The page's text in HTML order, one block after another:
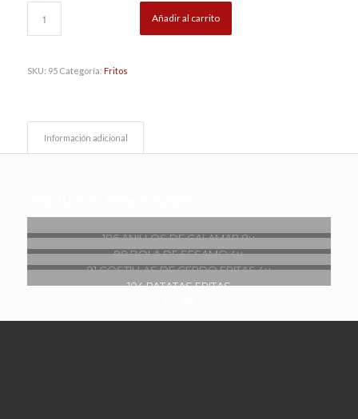
Añadir al carrito
SKU: 95 Categoría: Fritos
Información adicional
106.ANILLOS DE CALAMAR 8u
€5.90
98.BOLA DE SESAMO 4u
€4.90
91.COSTILLAS DE CERDO FRITAS 4u
€4.50
104.PATATAS FRITAS